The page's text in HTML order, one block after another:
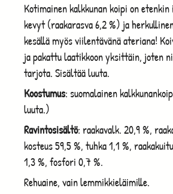
Kotimainen kalkkunan koipi on
kevyt (raakarasva 6,2 %) ja
kesällä myös viilentävänä ateriana!
ja pakattu laatikkoon yksittäin, joten
tarjota. Sisältää luuta.
Koostumus: suomalainen
luuta.)
Ravintosisältö: raakavalk. 20,9 %,
kosteus 59,5 %, tuhka 1,1 %,
1,3 %, fosfori 0,7 %.
Rehuaine, vain lemmikkieläimille.